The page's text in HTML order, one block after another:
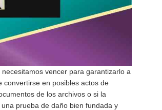
vencer para garantizarlo a
convertirse en posibles actos de
de los archivos o si la
prueba de daño bien fundada y